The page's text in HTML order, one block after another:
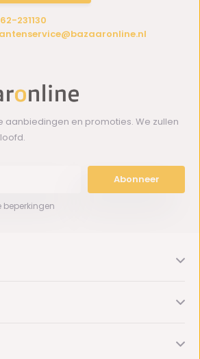
231130
aanbiedingen en promoties. We zullen
Abonneer
beperkingen